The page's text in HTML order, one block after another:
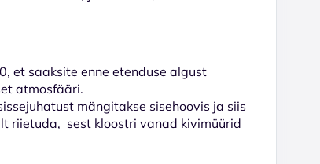
et saaksite enne etenduse algust
atmosfääri.
mängitakse sisehoovis ja siis
riietuda, sest kloostri vanad kivimüürid